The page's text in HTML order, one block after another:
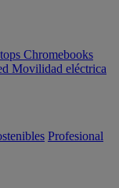
Chromebooks
Movilidad eléctrica
Profesional